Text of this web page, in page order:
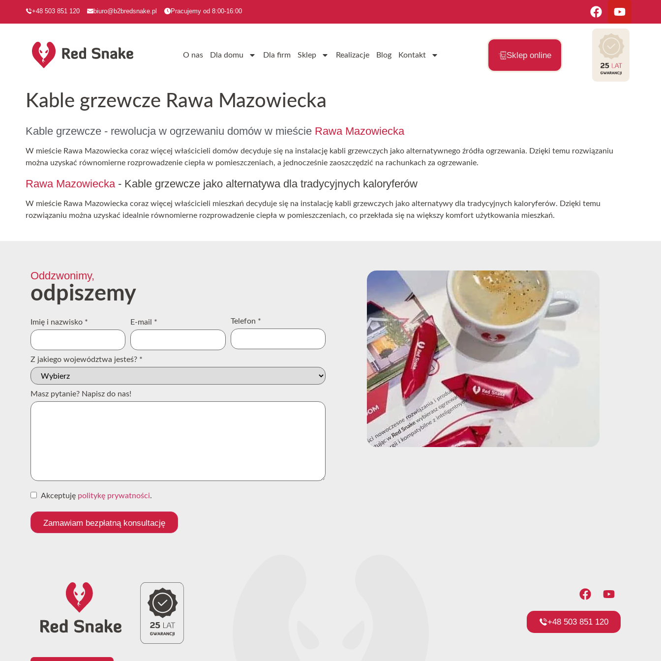
+48 503 851 120 biuro@b2bredsnake.pl Pracujemy od 8:00-16:00
O nas Dla domu Dla firm Sklep Realizacje Blog Kontakt Sklep online
Kable grzewcze Rawa Mazowiecka
Kable grzewcze - rewolucja w ogrzewaniu domów w mieście Rawa Mazowiecka
W mieście Rawa Mazowiecka coraz więcej właścicieli domów decyduje się na instalację kabli grzewczych jako alternatywnego źródła ogrzewania. Dzięki temu rozwiązaniu
można uzyskać równomierne rozprowadzenie ciepła w pomieszczeniach, a jednocześnie zaoszczędzić na rachunkach za ogrzewanie.
Rawa Mazowiecka - Kable grzewcze jako alternatywa dla tradycyjnych kaloryferów
W mieście Rawa Mazowiecka coraz więcej właścicieli mieszkań decyduje się na instalację kabli grzewczych jako alternatywy dla tradycyjnych kaloryferów. Dzięki temu
rozwiązaniu można uzyskać idealnie równomierne rozprowadzenie ciepła w pomieszczeniach, co przekłada się na większy komfort użytkowania mieszkań.
Oddzwonimy,
odpiszemy
Imię i nazwisko * E-mail * Telefon *
Z jakiego województwa jesteś? *
Masz pytanie? Napisz do nas!
Akceptuję politykę prywatności.
Zamawiam bezpłatną konsultację
+48 503 851 120